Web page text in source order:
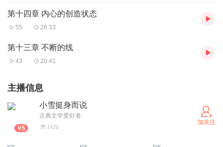
第十四章 内心的创造状态
55 26:33
第十三章 不断的线
43 20:41
主播信息
小雪挺身而说
古典文学爱好者
1426
加关注